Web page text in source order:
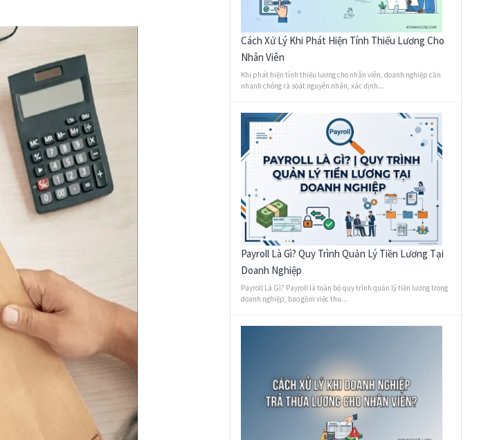
Cách Xử Lý Khi Phát Hiện Tính Thiếu Lương Cho
Nhân Viên
Khi phát hiện tính thiếu lương cho nhân viên, doanh nghiệp cần
nhanh chóng rà soát nguyên nhân, xác định...
Payroll Là Gì? Quy Trình Quản Lý Tiền Lương Tại
Doanh Nghiệp
Payroll Là Gì? Payroll là toàn bộ quy trình quản lý tiền lương trong
doanh nghiệp, bao gồm việc thu...